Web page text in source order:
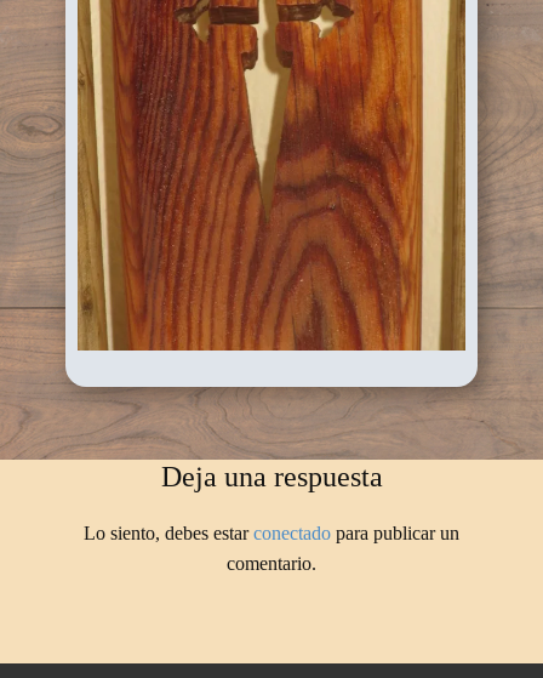
Deja una respuesta
Lo siento, debes estarconectado para publicar un
comentario.